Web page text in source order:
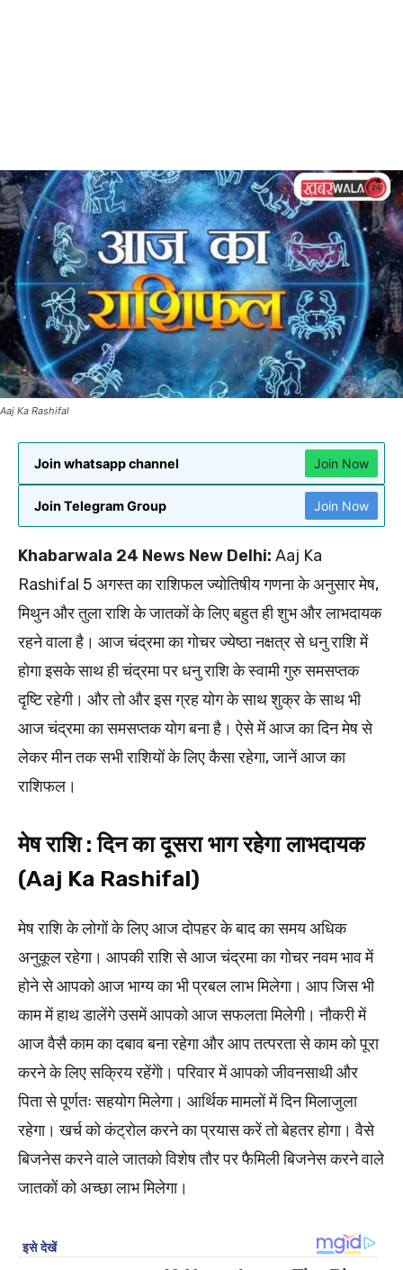
Aaj Ka Rashifal
Join whatsapp channel Join Now
Join Telegram Group Join Now
Khabarwala 24 News New Delhi: Aaj Ka
Rashifal 5 अगस्त का राशिफल ज्योतिषीय गणना के अनुसार मेष,
मिथुन और तुला राशि के जातकों के लिए बहुत ही शुभ और लाभदायक
रहने वाला है। आज चंद्रमा का गोचर ज्येष्ठा नक्षत्र से धनु राशि में
होगा इसके साथ ही चंद्रमा पर धनु राशि के स्वामी गुरु समसप्तक
दृष्टि रहेगी। और तो और इस ग्रह योग के साथ शुक्र के साथ भी
आज चंद्रमा का समसप्तक योग बना है। ऐसे में आज का दिन मेष से
लेकर मीन तक सभी राशियों के लिए कैसा रहेगा, जानें आज का
राशिफल।
मेष राशि : दिन का दूसरा भाग रहेगा लाभदायक
(Aaj Ka Rashifal)
मेष राशि के लोगों के लिए आज दोपहर के बाद का समय अधिक
अनुकूल रहेगा। आपकी राशि से आज चंद्रमा का गोचर नवम भाव में
होने से आपको आज भाग्य का भी प्रबल लाभ मिलेगा। आप जिस भी
काम में हाथ डालेंगे उसमें आपको आज सफलता मिलेगी। नौकरी में
आज वैसै काम का दबाव बना रहेगा और आप तत्परता से काम को पूरा
करने के लिए सक्रिय रहेंगेो। परिवार में आपको जीवनसाथी और
पिता से पूर्णतः सहयोग मिलेगा। आर्थिक मामलों में दिन मिलाजुला
रहेगा। खर्च को कंट्रोल करने का प्रयास करें तो बेहतर होगा। वैसे
बिजनेस करने वाले जातको विशेष तौर पर फैमिली बिजनेस करने वाले
जातकों को अच्छा लाभ मिलेगा।